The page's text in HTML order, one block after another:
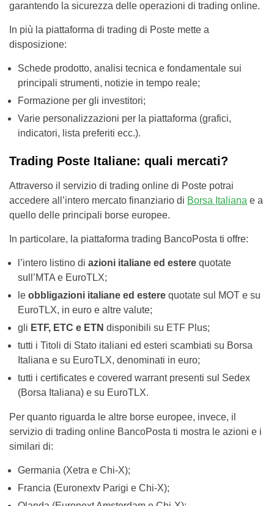
garantendo la sicurezza delle operazioni di trading online.
In più la piattaforma di trading di Poste mette a
disposizione:
Schede prodotto, analisi tecnica e fondamentale sui
principali strumenti, notizie in tempo reale;
Formazione per gli investitori;
Varie personalizzazioni per la piattaforma (grafici,
indicatori, lista preferiti ecc.).
Trading Poste Italiane: quali mercati?
Attraverso il servizio di trading online di Poste potrai
accedere all’intero mercato finanziario di Borsa Italiana e a
quello delle principali borse europee.
In particolare, la piattaforma trading BancoPosta ti offre:
l’intero listino di azioni italiane ed estere quotate
sull’MTA e EuroTLX;
le obbligazioni italiane ed estere quotate sul MOT e su
EuroTLX, in euro e altre valute;
gli ETF, ETC e ETN disponibili su ETF Plus;
tutti i Titoli di Stato italiani ed esteri scambiati su Borsa
Italiana e su EuroTLX, denominati in euro;
tutti i certificates e covered warrant presenti sul Sedex
(Borsa Italiana) e su EuroTLX.
Per quanto riguarda le altre borse europee, invece, il
servizio di trading online BancoPosta ti mostra le azioni e i
similari di:
Germania (Xetra e Chi-X);
Francia (Euronextv Parigi e Chi-X);